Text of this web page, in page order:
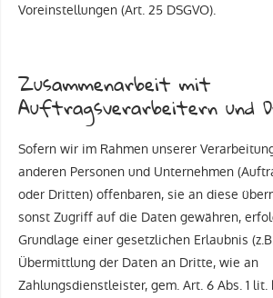
Voreinstellungen (Art. 25 DSGVO).
Zusammenarbeit mit
Auftragsverarbeitern und
Sofern wir im Rahmen unserer
anderen Personen und Unternehmen
oder Dritten) offenbaren, sie an diese
sonst Zugriff auf die Daten gewähren,
Grundlage einer gesetzlichen Erlaubnis
Übermittlung der Daten an Dritte, wie an
Zahlungsdienstleister, gem. Art. 6 Abs. 1 lit.